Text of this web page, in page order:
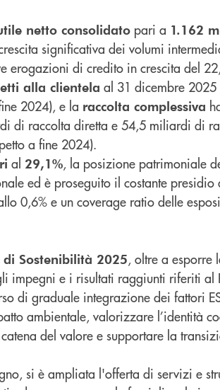
netto consolidato pari a 1.162
significativa dei volumi
erogazioni di credito in crescita del
alla clientela al 31 dicembre 2025
2024), e la raccolta complessiva
di raccolta diretta e 54,5 miliardi di
a fine 2024).
al 29,1%, la posizione patrimoniale
ed è proseguito il costante
0,6% e un coverage ratio delle
Sostenibilità 2025, oltre a esporre
impegni e i risultati raggiunti riferiti al
di graduale integrazione dei fattori
ambientale, valorizzare l’identità
del valore e supportare la
si è ampliata l'offerta di servizi e